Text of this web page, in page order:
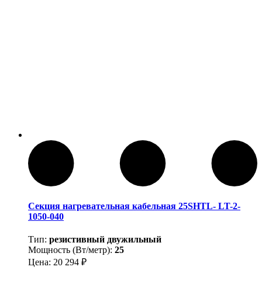
Секция нагревательная кабельная 25SHTL- LT-2-
1050-040
Тип: резистивный двужильный
Мощность (Вт/метр): 25
Цена: 20 294 ₽